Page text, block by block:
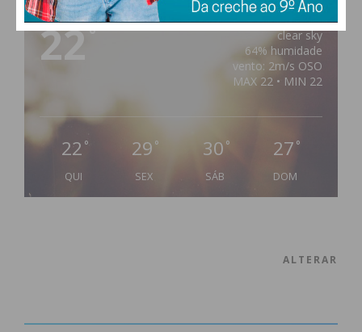
22°
clear sky
64% humidade
vento: 2m/s OSO
MAX 22 • MIN 22
22 °
QUI
29 °
SEX
30 °
SÁB
27 °
DOM
ALTERAR